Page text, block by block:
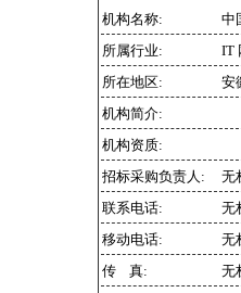
机构名称:
中
所属行业:
IT
所在地区:
安
机构简介:
机构资质:
招标采购负责人:
无
联系电话:
无
移动电话:
无
传 真:
无